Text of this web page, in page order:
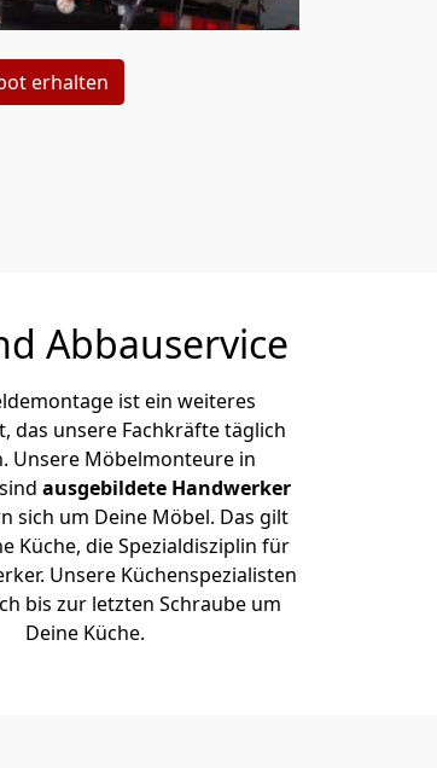
erhalten
Abbauservice
ist ein weiteres
das unsere Fachkräfte täglich
Unsere Möbelmonteure in
ausgebildete Handwerker
sich um Deine Möbel. Das gilt
Küche, die Spezialdisziplin für
Unsere Küchenspezialisten
bis zur letzten Schraube um
Deine Küche.